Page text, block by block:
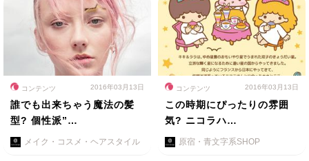
コンテンツ 2016年03月13日
誰でも出来ちゃう魔法の髪
型? 個性派”…
メイク・コスメ・ヘアスタイル
コンテンツ 2016年03月13日
この時期にぴったりの雰囲
気? ニコラハ…
原宿・青文字系SHOP